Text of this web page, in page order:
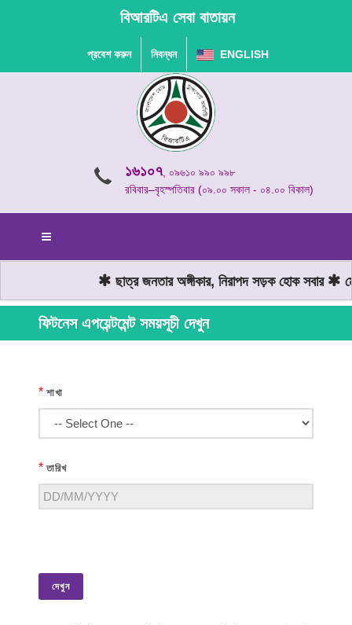
বিআরটিএ সেবা বাতায়ন
প্রবেশ করুন নিবন্ধন ENGLISH
১৬১০৭, ০৯৬১০ ৯৯০ ৯৯৮
রবিবার–বৃহস্পতিবার (০৯.০০ সকাল - ০৪.০০ বিকাল)
ছাত্র জনতার অঙ্গীকার, নিরাপদ সড়ক হোক সবার
ফিটনেস এপয়েন্টমেন্ট সময়সূচী দেখুন
* শাখা
* তারিখ
দেখুন